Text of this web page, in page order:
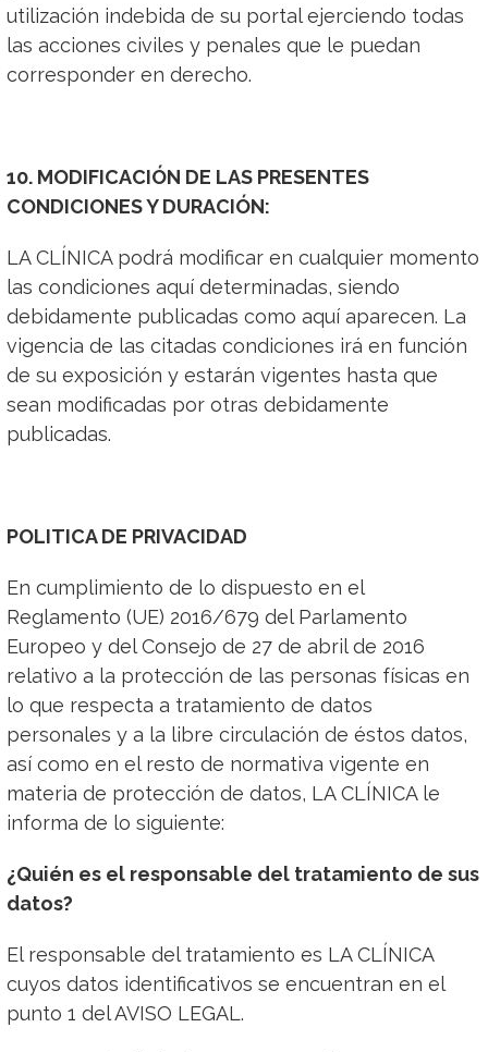
utilización indebida de su portal ejerciendo todas
las acciones civiles y penales que le puedan
corresponder en derecho.
10. MODIFICACIÓN DE LAS PRESENTES
CONDICIONES Y DURACIÓN:
LA CLÍNICA podrá modificar en cualquier momento
las condiciones aquí determinadas, siendo
debidamente publicadas como aquí aparecen. La
vigencia de las citadas condiciones irá en función
de su exposición y estarán vigentes hasta que
sean modificadas por otras debidamente
publicadas.
POLITICA DE PRIVACIDAD
En cumplimiento de lo dispuesto en el
Reglamento (UE) 2016/679 del Parlamento
Europeo y del Consejo de 27 de abril de 2016
relativo a la protección de las personas físicas en
lo que respecta a tratamiento de datos
personales y a la libre circulación de éstos datos,
así como en el resto de normativa vigente en
materia de protección de datos, LA CLÍNICA le
informa de lo siguiente:
¿Quién es el responsable del tratamiento de sus
datos?
El responsable del tratamiento es LA CLÍNICA
cuyos datos identificativos se encuentran en el
punto 1 del AVISO LEGAL.